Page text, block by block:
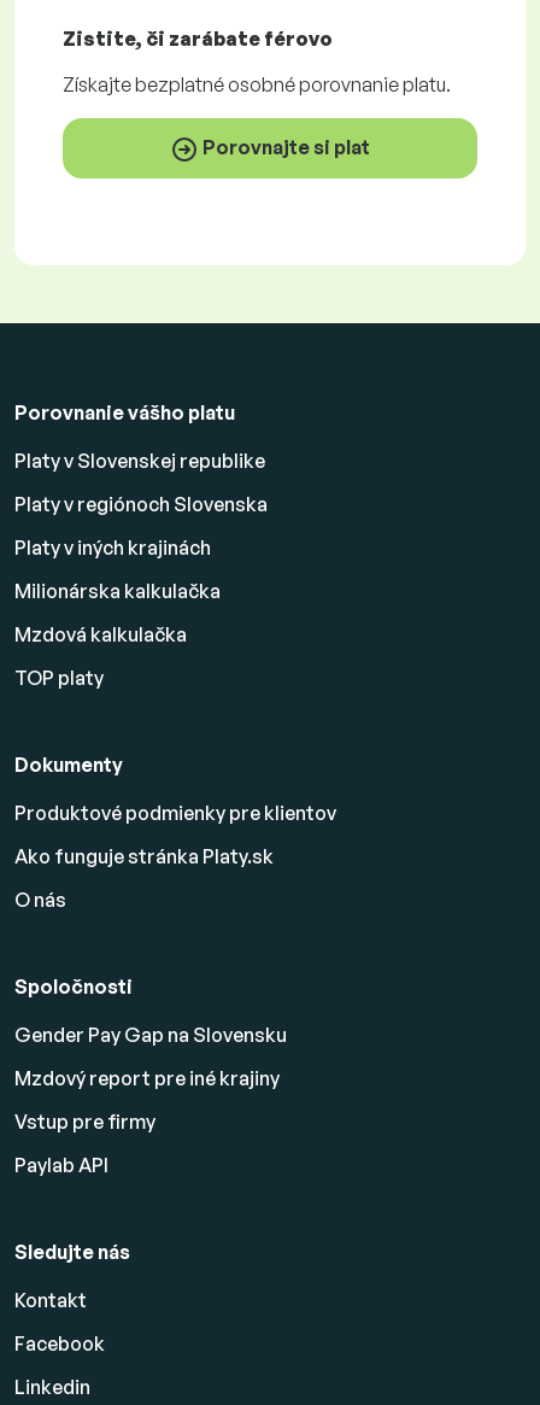
Zistite, či zarábate férovo
Získajtebezplatnéosobné porovnanie platu.
Porovnajte si plat
Porovnanie vášho platu
Platy v Slovenskej republike
Platy v regiónoch Slovenska
Platy v iných krajinách
Milionárska kalkulačka
Mzdová kalkulačka
TOP platy
Dokumenty
Produktové podmienky pre klientov
Ako funguje stránka Platy.sk
O nás
Spoločnosti
Gender Pay Gap na Slovensku
Mzdový report pre iné krajiny
Vstup pre firmy
Paylab API
Sledujte nás
Kontakt
Facebook
Linkedin